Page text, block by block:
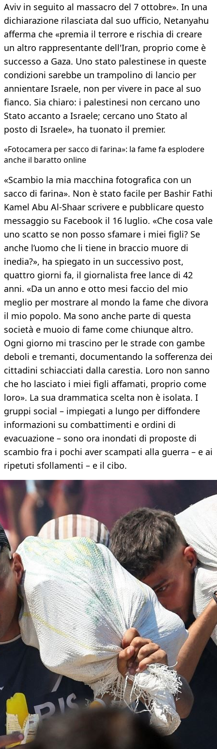
Aviv in seguito al massacro del 7 ottobre». In una
dichiarazione rilasciata dal suo ufficio, Netanyahu
afferma che «premia il terrore e rischia di creare
un altro rappresentante dell'Iran, proprio come è
successo a Gaza. Uno stato palestinese in queste
condizioni sarebbe un trampolino di lancio per
annientare Israele, non per vivere in pace al suo
fianco. Sia chiaro: i palestinesi non cercano uno
Stato accanto a Israele; cercano uno Stato al
posto di Israele», ha tuonato il premier.
«Fotocamera per sacco di farina»: la fame fa esplodere
anche il baratto online
«Scambio la mia macchina fotografica con un
sacco di farina». Non è stato facile per Bashir Fathi
Kamel Abu Al-Shaar scrivere e pubblicare questo
messaggio su Facebook il 16 luglio. «Che cosa vale
uno scatto se non posso sfamare i miei figli? Se
anche l’uomo che li tiene in braccio muore di
inedia?», ha spiegato in un successivo post,
quattro giorni fa, il giornalista free lance di 42
anni. «Da un anno e otto mesi faccio del mio
meglio per mostrare al mondo la fame che divora
il mio popolo. Ma sono anche parte di questa
società e muoio di fame come chiunque altro.
Ogni giorno mi trascino per le strade con gambe
deboli e tremanti, documentando la sofferenza dei
cittadini schiacciati dalla carestia. Loro non sanno
che ho lasciato i miei figli affamati, proprio come
loro». La sua drammatica scelta non è isolata. I
gruppi social – impiegati a lungo per diffondere
informazioni su combattimenti e ordini di
evacuazione – sono ora inondati di proposte di
scambio fra i pochi aver scampati alla guerra – e ai
ripetuti sfollamenti – e il cibo.